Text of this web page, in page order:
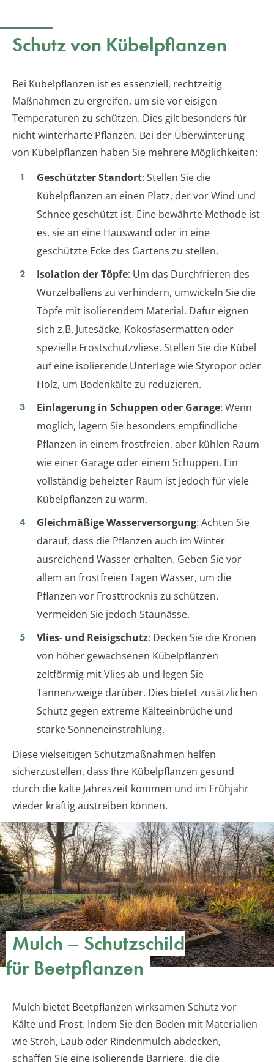
Schutz von Kübelpflanzen
Bei Kübelpflanzen ist es essenziell, rechtzeitig
Maßnahmen zu ergreifen, um sie vor eisigen
Temperaturen zu schützen. Dies gilt besonders für
nicht winterharte Pflanzen. Bei der Überwinterung
von Kübelpflanzen haben Sie mehrere Möglichkeiten:
Geschützter Standort: Stellen Sie die
Kübelpflanzen an einen Platz, der vor Wind und
Schnee geschützt ist. Eine bewährte Methode ist
es, sie an eine Hauswand oder in eine
geschützte Ecke des Gartens zu stellen.
Isolation der Töpfe: Um das Durchfrieren des
Wurzelballens zu verhindern, umwickeln Sie die
Töpfe mit isolierendem Material. Dafür eignen
sich z.B. Jutesäcke, Kokosfasermatten oder
spezielle Frostschutzvliese. Stellen Sie die Kübel
auf eine isolierende Unterlage wie Styropor oder
Holz, um Bodenkälte zu reduzieren.
Einlagerung in Schuppen oder Garage: Wenn
möglich, lagern Sie besonders empfindliche
Pflanzen in einem frostfreien, aber kühlen Raum
wie einer Garage oder einem Schuppen. Ein
vollständig beheizter Raum ist jedoch für viele
Kübelpflanzen zu warm.
Gleichmäßige Wasserversorgung: Achten Sie
darauf, dass die Pflanzen auch im Winter
ausreichend Wasser erhalten. Geben Sie vor
allem an frostfreien Tagen Wasser, um die
Pflanzen vor Frosttrocknis zu schützen.
Vermeiden Sie jedoch Staunässe.
Vlies- und Reisigschutz: Decken Sie die Kronen
von höher gewachsenen Kübelpflanzen
zeltförmig mit Vlies ab und legen Sie
Tannenzweige darüber. Dies bietet zusätzlichen
Schutz gegen extreme Kälteeinbrüche und
starke Sonneneinstrahlung.
Diese vielseitigen Schutzmaßnahmen helfen
sicherzustellen, dass Ihre Kübelpflanzen gesund
durch die kalte Jahreszeit kommen und im Frühjahr
wieder kräftig austreiben können.
Mulch – Schutzschild
für Beetpflanzen
Mulch bietet Beetpflanzen wirksamen Schutz vor
Kälte und Frost. Indem Sie den Boden mit Materialien
wie Stroh, Laub oder Rindenmulch abdecken,
schaffen Sie eine isolierende Barriere, die die